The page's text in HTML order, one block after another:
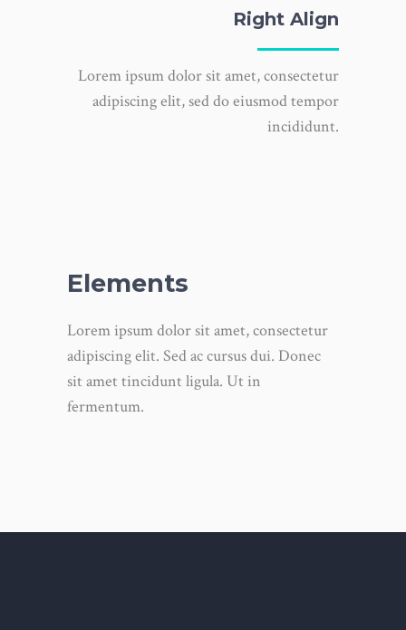
Right Align
Lorem ipsum dolor sit amet, consectetur
adipiscing elit, sed do eiusmod tempor
incididunt.
Elements
Lorem ipsum dolor sit amet, consectetur
adipiscing elit. Sed ac cursus dui. Donec
sit amet tincidunt ligula. Ut in
fermentum.